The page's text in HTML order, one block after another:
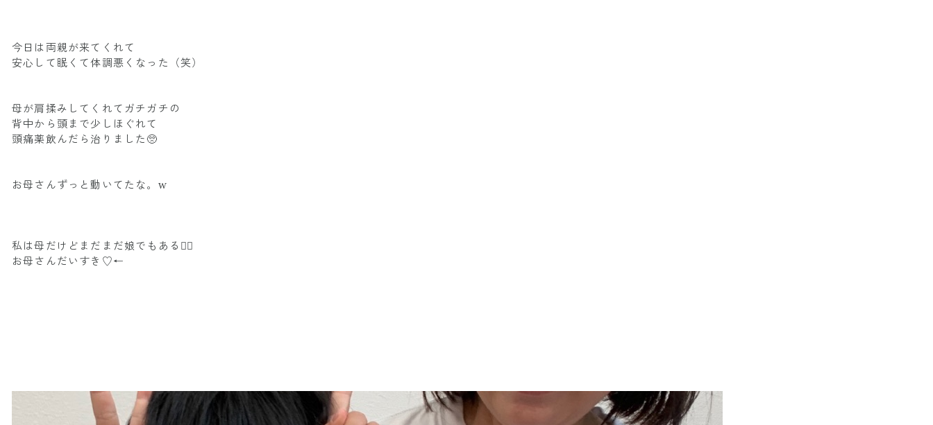
今日は両親が来てくれて
安心して眠くて体調悪くなった（笑）
母が肩揉みしてくれてガチガチの
背中から頭まで少しほぐれて
頭痛薬飲んだら治りました🥺
お母さんずっと動いてたな。w
私は母だけどまだまだ娘でもある😮‍💨
お母さんだいすき♡←